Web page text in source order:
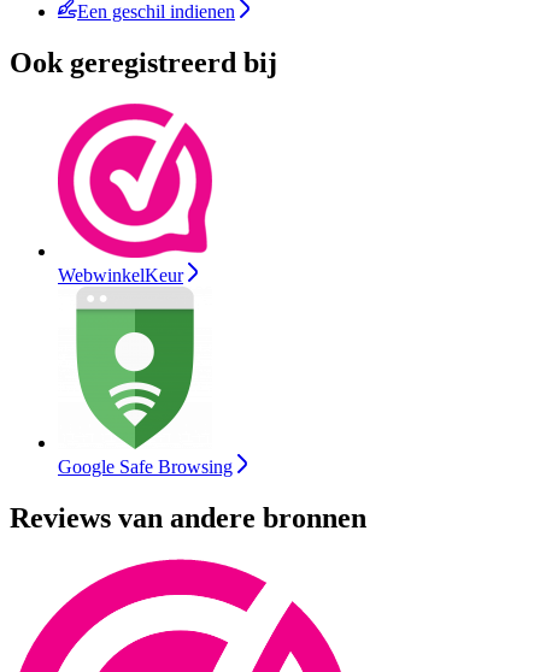
Een geschil indienen
Ook geregistreerd bij
WebwinkelKeur
Google Safe Browsing
Reviews van andere bronnen